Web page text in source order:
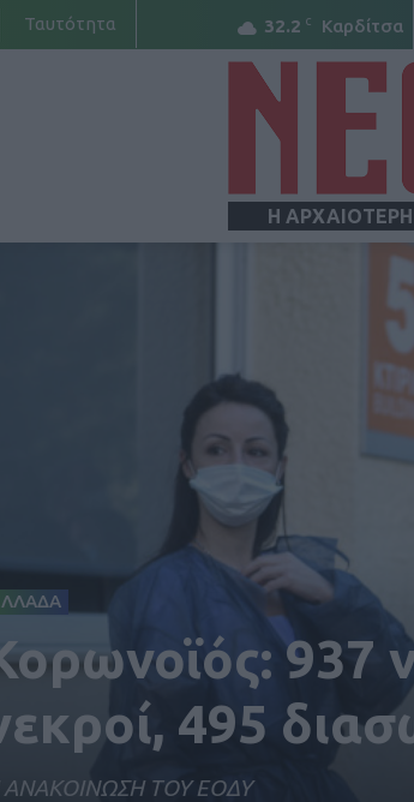
32.2 C Καρδίτσα
Ταυτότητα
Η
937
495
ΑΝΑΚΟΙΝΩΣΗ ΤΟΥ ΕΟΔΥ